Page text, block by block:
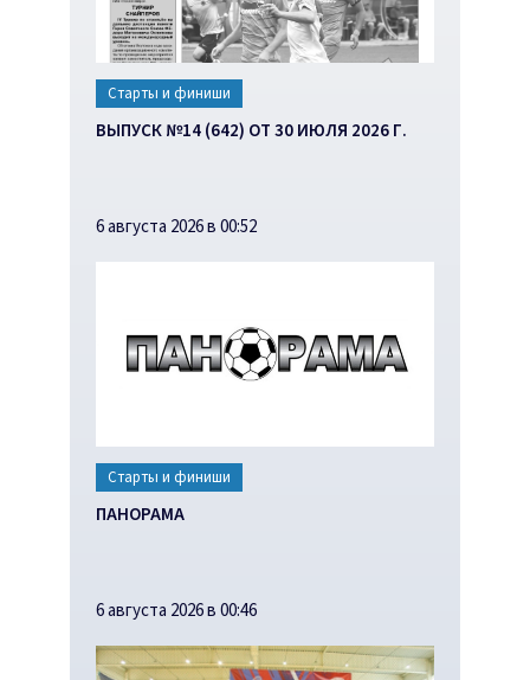
Старты и финиши
ВЫПУСК №14 (642) ОТ 30 ИЮЛЯ 2026 Г.
6 августа 2026 в 00:52
Старты и финиши
ПАНОРАМА
6 августа 2026 в 00:46